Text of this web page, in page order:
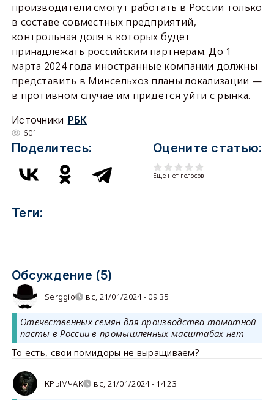
производители смогут работать в России только
в составе совместных предприятий,
контрольная доля в которых будет
принадлежать российским партнерам. До 1
марта 2024 года иностранные компании должны
представить в Минсельхоз планы локализации —
в противном случае им придется уйти с рынка.
Источники РБК
601
Поделитесь: Оцените статью:
Еще нет голосов
Теги:
Обсуждение (5)
Serggio вс, 21/01/2024 - 09:35
Отечественных семян для производства томатной
пасты в России в промышленных масштабах нет
То есть, свои помидоры не выращиваем?
КРЫМЧАК вс, 21/01/2024 - 14:23